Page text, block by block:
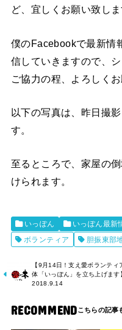
ど、宜しくお願い致しま
僕のFacebookで最新情
信していきますので、
ご協力の程、よろしく
以下の写真は、昨日撮
す。
至るところで、家屋の
けられます。
いっぽん
いっぽん最新
ボランティア
胆振東部
【9月14日！支え愛ボランティ
体「いっぽん」を立ち上げます
2018.9.14
RECOMMEND